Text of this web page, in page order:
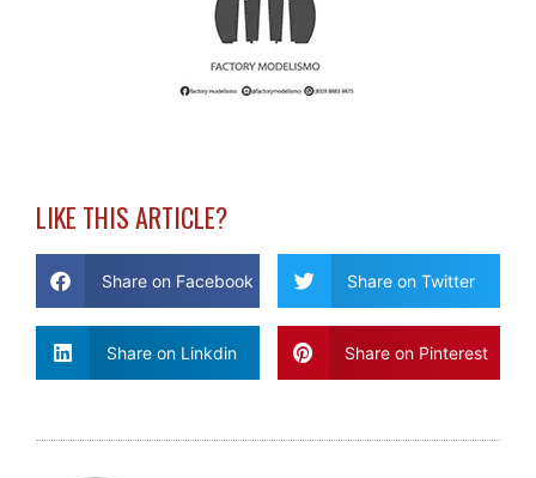
LIKE THIS ARTICLE?
Share on Facebook Share on Twitter
Share on Linkdin Share on Pinterest